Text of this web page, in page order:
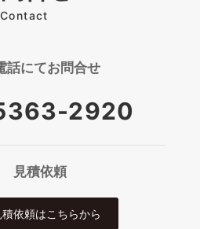
Contact
話にてお問合せ
2920
見積依頼
積依頼はこちらから